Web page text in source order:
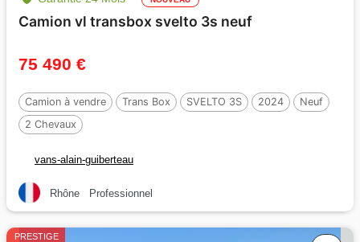
Camion vl transbox svelto 3s neuf
75 490 €
Camion à vendre Trans Box SVELTO 3S 2024
Neuf
2 Chevaux
vans-alain-guiberteau
Rhône Professionnel
PRESTIGE